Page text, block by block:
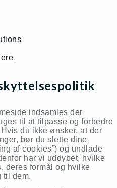
indsamles der
til at tilpasse og forbedre
du ikke ønsker, at der
bør du slette dine
af cookies”) og undlade
har vi uddybet, hvilke
deres formål og hvilke
til dem.